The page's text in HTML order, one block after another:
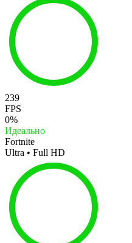
239
FPS
0%
Идеально
Fortnite
Ultra • Full HD